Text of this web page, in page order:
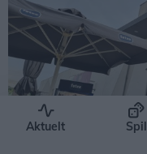
Aktuelt Spil